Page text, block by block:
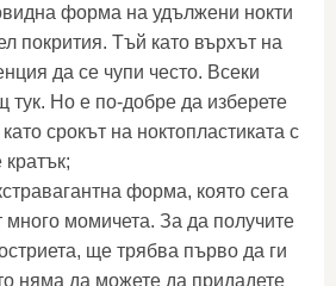
форма на удължени нокти
покрития. Тъй като върхът на
да се чупи често. Всеки
тук. Но е по-добре да изберете
срокът на ноктопластиката с
форма, която сега
много момичета. За да получите
ще трябва първо да ги
няма да можете да придадете